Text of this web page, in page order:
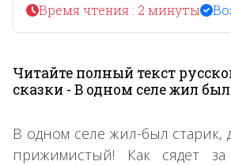
Время чтения : 2 минуты
Читайте полный текст
сказки - В одном селе жил
В одном селе жил-был старик,
прижимистый! Как сядет